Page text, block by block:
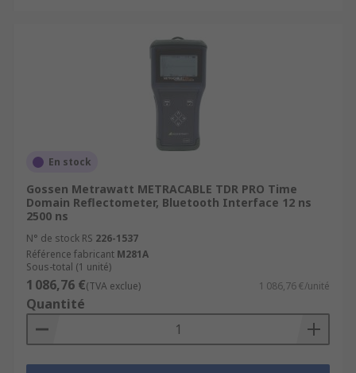
En stock
Gossen Metrawatt METRACABLE TDR PRO Time
Domain Reflectometer, Bluetooth Interface 12 ns
2500 ns
N° de stock RS 226-1537
Référence fabricant M281A
Sous-total (1 unité)
1 086,76 €(TVA exclue) 1 086,76 €/unité
Quantité